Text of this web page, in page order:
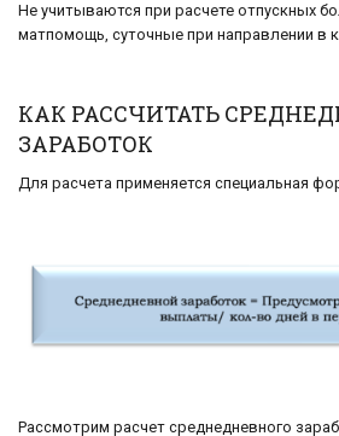
Не учитываются при расчете отпускных
матпомощь, суточные при направлении в
КАК РАССЧИТАТЬ
ЗАРАБОТОК
Для расчета применяется специальная
Рассмотрим расчет среднедневного